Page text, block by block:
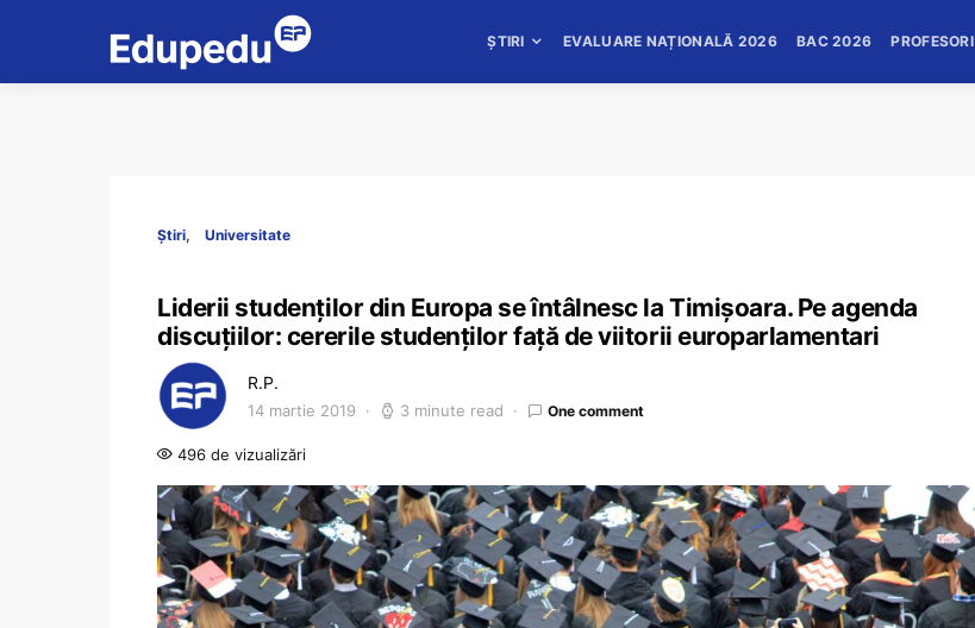
ȘTIRI EVALUARE NAȚIONALĂ 2026 BAC 2026 PROFESORI
Știri Universitate
Liderii studenților din Europa se întâlnesc la Timișoara. Pe agenda
discuțiilor: cererile studenților față de viitorii europarlamentari
R.P.
14 martie 2019 3 minute read One comment
496 de vizualizări